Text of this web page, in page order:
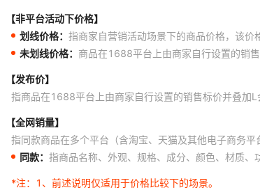
【非平台活动下价格】
划线价格： 指商家自营销活动场景下的商品价格，该
未划线价格： 商品在1688平台上由商家自行设置的销
【发布价】
指商品在1688平台上由商家自行设置的销售标价并叠加L
【全网销量】
指同款商品在多个平台（含淘宝、天猫及其他电子商务平
同款： 指商品名称、外观、规格、成分、颜色、材质
*注：
1、前述说明仅适用于价格比较下的场景。